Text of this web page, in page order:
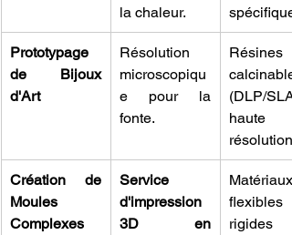
la chaleur.
Prototypage
de Bijoux
d'Art
Résolution
microscopiqu
e pour la
fonte.
Résines
(DLP/SLA
haute
résolution).
Création de
Moules
Complexes
Service
d'impression
3D en
Matériaux
flexibles
rigides